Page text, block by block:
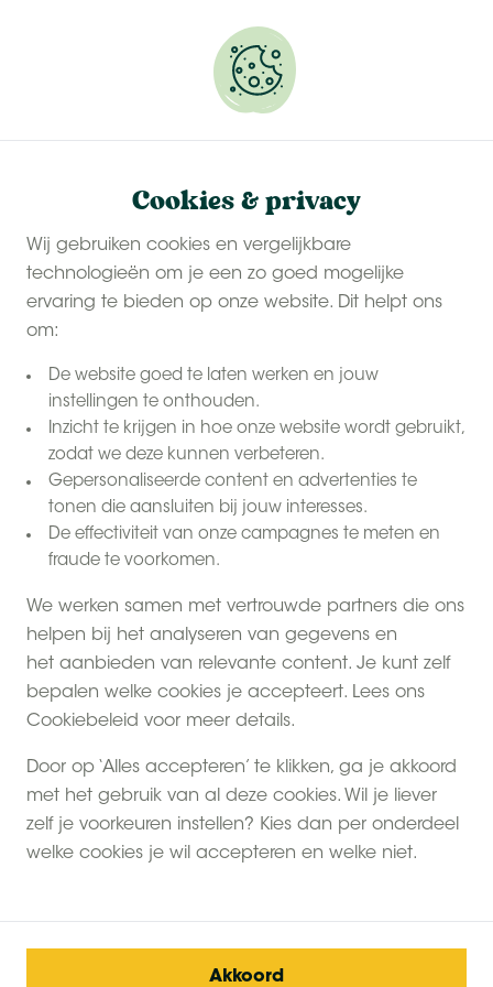
Cookies & privacy
Wij gebruiken cookies en vergelijkbare
technologieën om je een zo goed mogelijke
ervaring te bieden op onze website. Dit helpt ons
om:
De website goed te laten werken en jouw
instellingen te onthouden.
Inzicht te krijgen in hoe onze website wordt gebruikt,
zodat we deze kunnen verbeteren.
Gepersonaliseerde content en advertenties te
tonen die aansluiten bij jouw interesses.
De effectiviteit van onze campagnes te meten en
fraude te voorkomen.
We werken samen met vertrouwde partners die ons
helpen bij het analyseren van gegevens en
het aanbieden van relevante content. Je kunt zelf
bepalen welke cookies je accepteert. Lees ons
Cookiebeleid voor meer details.
Door op ‘Alles accepteren’ te klikken, ga je akkoord
met het gebruik van al deze cookies. Wil je liever
zelf je voorkeuren instellen? Kies dan per onderdeel
welke cookies je wil accepteren en welke niet.
Akkoord
Reserveer snel jouw plekje.